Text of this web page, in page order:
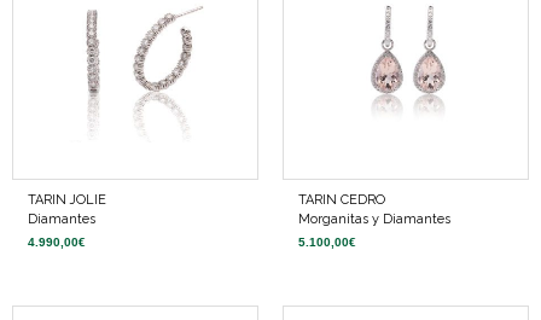
TARIN JOLIE
Diamantes
4.990,00€
TARIN CEDRO
Morganitas y Diamantes
5.100,00€